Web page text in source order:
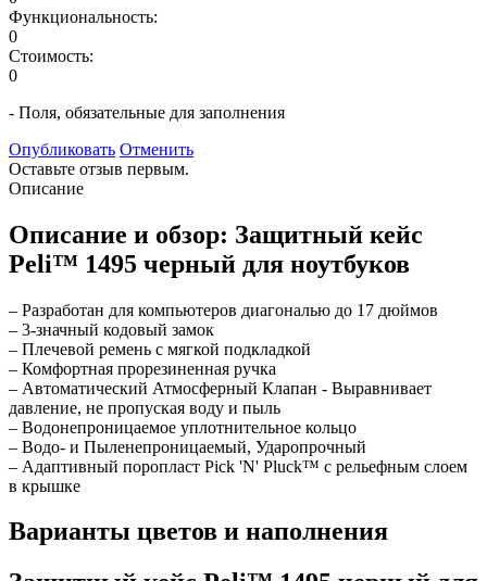
Функциональность:
0
Стоимость:
0
- Поля, обязательные для заполнения
Опубликовать Отменить
Оставьте отзыв первым.
Описание
Описание и обзор: Защитный кейс
Peli™ 1495 черный для ноутбуков
– Разработан для компьютеров диагональю до 17 дюймов
– 3-значный кодовый замок
– Плечевой ремень с мягкой подкладкой
– Комфортная прорезиненная ручка
– Автоматический Атмосферный Клапан - Выравнивает
давление, не пропуская воду и пыль
– Водонепроницаемое уплотнительное кольцо
– Водо- и Пыленепроницаемый, Ударопрочный
– Адаптивный поропласт Pick 'N' Pluck™ с рельефным слоем
в крышке
Варианты цветов и наполнения